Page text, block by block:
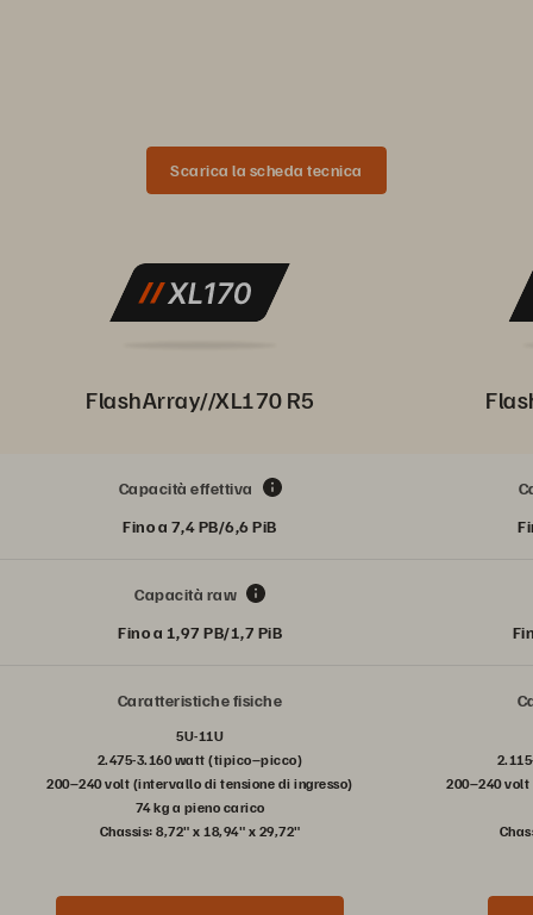
Scarica la scheda tecnica
FlashArray//XL170 R5
Capacità effettiva
Fino a 7,4 PB/6,6 PiB
Capacità raw
Fino a 1,97 PB/1,7 PiB
Caratteristiche fisiche
5U-11U
2.475-3.160 watt (tipico–picco)
200–240 volt (intervallo di tensione di ingresso)
74 kg a pieno carico
Chassis: 8,72" x 18,94" x 29,72"
200–240